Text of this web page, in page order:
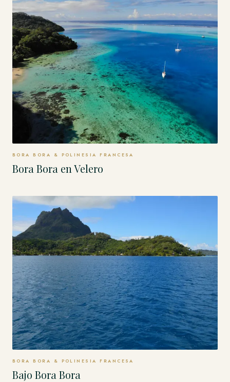
BORA BORA & POLINESIA FRANCESA
Bora Bora en Velero
BORA BORA & POLINESIA FRANCESA
Bajo Bora Bora